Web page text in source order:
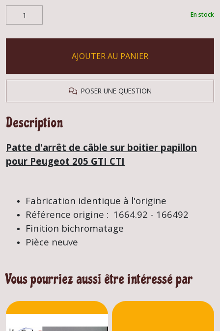
En stock
AJOUTER AU PANIER
POSER UNE QUESTION
Description
Patte d'arrêt de câble sur boitier papillon
pour Peugeot 205 GTI CTI
Fabrication identique à l'origine
Référence origine : 1664.92 - 166492
Finition bichromatage
Pièce neuve
Vous pourriez aussi être intéressé par